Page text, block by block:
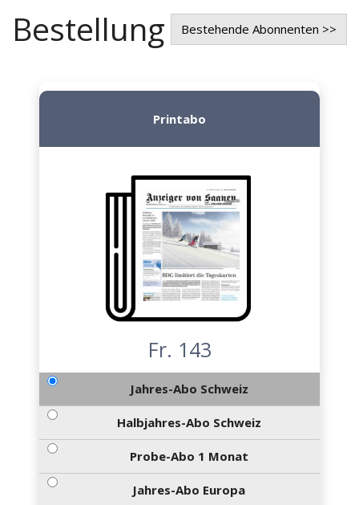
Bestellung Bestehende Abonnenten >>
Printabo
Fr. 143
Jahres-Abo Schweiz
Halbjahres-Abo Schweiz
Probe-Abo 1 Monat
Jahres-Abo Europa